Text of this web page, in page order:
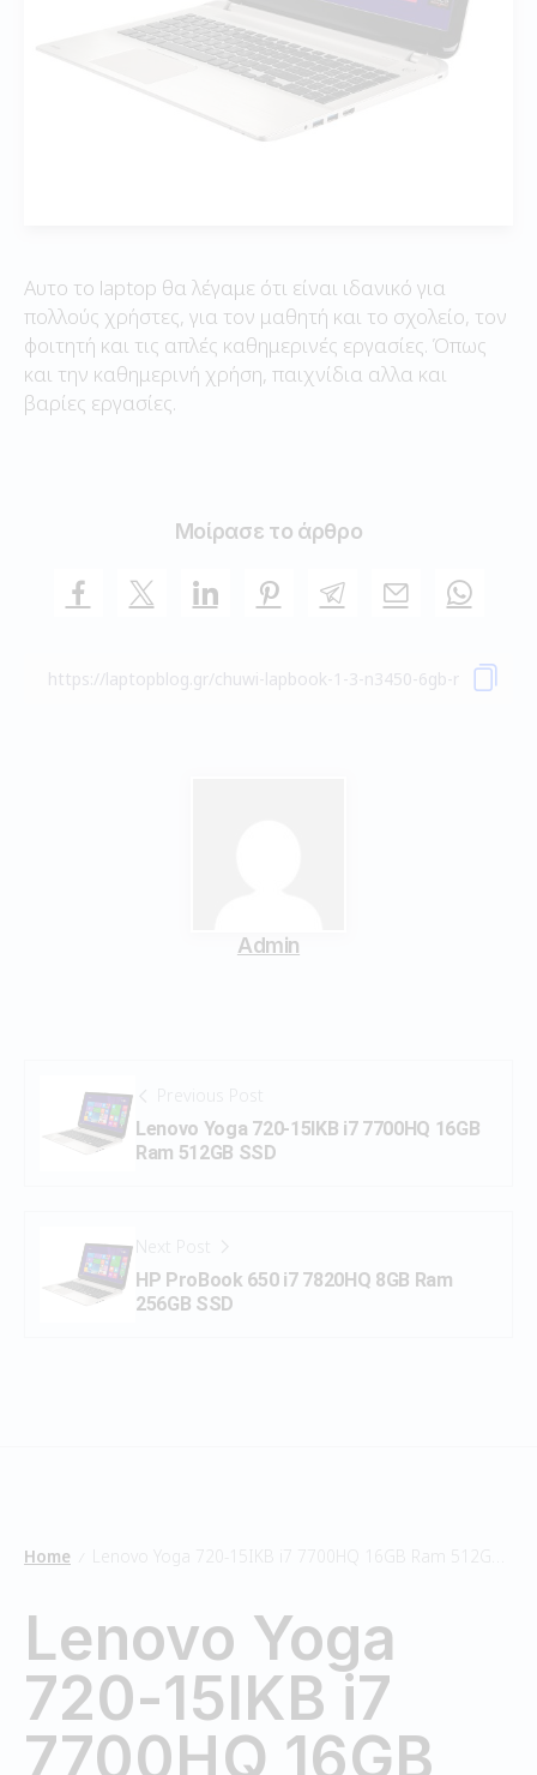
Αυτο το laptop θα λέγαμε ότι είναι ιδανικό για
πολλούς χρήστες, για τον μαθητή και το σχολείο, τον
φοιτητή και τις απλές καθημερινές εργασίες. Όπως
και την καθημερινή χρήση, παιχνίδια αλλα και
βαρίες εργασίες.
Μοίρασε το άρθρο
Admin
Previous Post
Lenovo Yoga 720-15IKB i7 7700HQ 16GB
Ram 512GB SSD
Next Post
HP ProBook 650 i7 7820HQ 8GB Ram
256GB SSD
Home Lenovo Yoga 720-15IKB i7 7700HQ 16GB Ram 512GB SSD
Lenovo Yoga
720-15IKB i7
7700HQ 16GB